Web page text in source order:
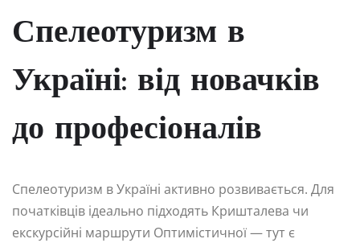
Спелеотуризм в
Україні: від новачків
до професіоналів
Спелеотуризм в Україні активно розвивається. Для
початківців ідеально підходять Кришталева чи
екскурсійні маршрути Оптимістичної — тут є